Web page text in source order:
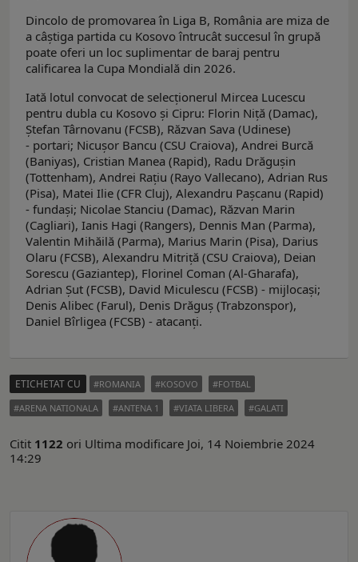
Dincolo de promovarea în Liga B, România are miza de
a câștiga partida cu Kosovo întrucât succesul în grupă
poate oferi un loc suplimentar de baraj pentru
calificarea la Cupa Mondială din 2026.
Iată lotul convocat de selecționerul Mircea Lucescu
pentru dubla cu Kosovo și Cipru: Florin Niță (Damac),
Ștefan Târnovanu (FCSB), Răzvan Sava (Udinese)
- portari; Nicușor Bancu (CSU Craiova), Andrei Burcă
(Baniyas), Cristian Manea (Rapid), Radu Drăgușin
(Tottenham), Andrei Rațiu (Rayo Vallecano), Adrian Rus
(Pisa), Matei Ilie (CFR Cluj), Alexandru Pașcanu (Rapid)
- fundași; Nicolae Stanciu (Damac), Răzvan Marin
(Cagliari), Ianis Hagi (Rangers), Dennis Man (Parma),
Valentin Mihăilă (Parma), Marius Marin (Pisa), Darius
Olaru (FCSB), Alexandru Mitriță (CSU Craiova), Deian
Sorescu (Gaziantep), Florinel Coman (Al-Gharafa),
Adrian Șut (FCSB), David Miculescu (FCSB) - mijlocași;
Denis Alibec (Farul), Denis Drăguș (Trabzonspor),
Daniel Bîrligea (FCSB) - atacanți.
ETICHETAT CU ROMANIA KOSOVO
FOTBAL
ARENA NATIONALA
ANTENA 1 VIATA LIBERA GALATI
Citit 1122 ori Ultima modificare Joi, 14 Noiembrie 2024
14:29